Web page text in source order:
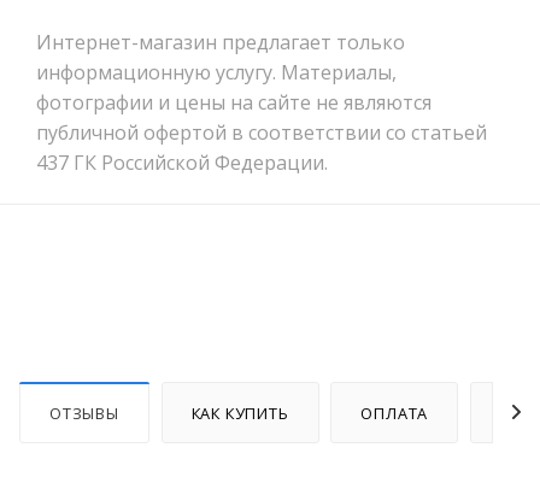
Интернет-магазин предлагает только
информационную услугу. Материалы,
фотографии и цены на сайте не являются
публичной офертой в соответствии со статьей
437 ГК Российской Федерации.
ОТЗЫВЫ КАК КУПИТЬ ОПЛАТА